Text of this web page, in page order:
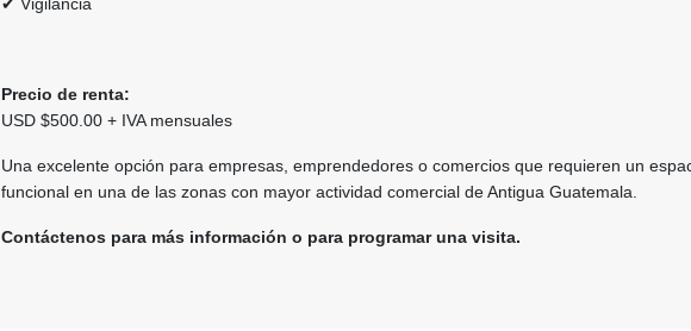
Precio de renta:
USD $500.00 + IVA mensuales
Una excelente opción para empresas, emprendedores o comercios que requieren un
funcional en una de las zonas con mayor actividad comercial de Antigua Guatemala.
Contáctenos para más información o para programar una visita.